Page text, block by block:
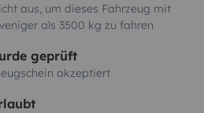
aus, um dieses Fahrzeug mit
als 3500 kg zu fahren
geprüft
akzeptiert